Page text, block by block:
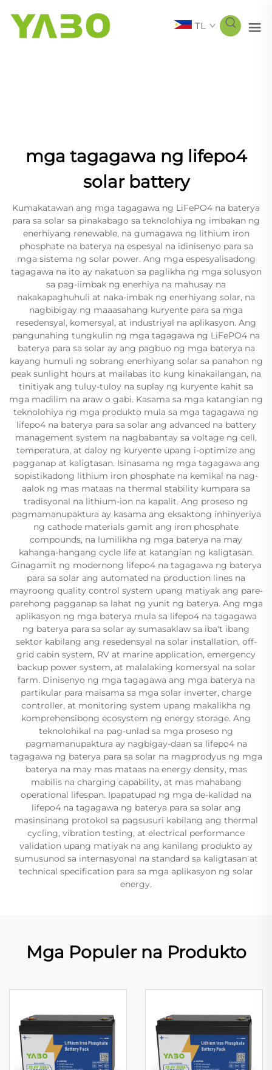
TL
mga tagagawa ng lifepo4
solar battery
Kumakatawan ang mga tagagawa ng LiFePO4 na baterya
para sa solar sa pinakabago sa teknolohiya ng imbakan ng
enerhiyang renewable, na gumagawa ng lithium iron
phosphate na baterya na espesyal na idinisenyo para sa
mga sistema ng solar power. Ang mga espesyalisadong
tagagawa na ito ay nakatuon sa paglikha ng mga solusyon
sa pag-iimbak ng enerhiya na mahusay na
nakakapaghuhuli at naka-imbak ng enerhiyang solar, na
nagbibigay ng maaasahang kuryente para sa mga
resedensyal, komersyal, at industriyal na aplikasyon. Ang
pangunahing tungkulin ng mga tagagawa ng LiFePO4 na
baterya para sa solar ay ang pagbuo ng mga baterya na
kayang humuli ng sobrang enerhiyang solar sa panahon ng
peak sunlight hours at mailabas ito kung kinakailangan, na
tinitiyak ang tuluy-tuloy na suplay ng kuryente kahit sa
mga madilim na araw o gabi. Kasama sa mga katangian ng
teknolohiya ng mga produkto mula sa mga tagagawa ng
lifepo4 na baterya para sa solar ang advanced na battery
management system na nagbabantay sa voltage ng cell,
temperatura, at daloy ng kuryente upang i-optimize ang
pagganap at kaligtasan. Isinasama ng mga tagagawa ang
sopistikadong lithium iron phosphate na kemikal na nag-
aalok ng mas mataas na thermal stability kumpara sa
tradisyonal na lithium-ion na kapalit. Ang proseso ng
pagmamanupaktura ay kasama ang eksaktong inhinyeriya
ng cathode materials gamit ang iron phosphate
compounds, na lumilikha ng mga baterya na may
kahanga-hangang cycle life at katangian ng kaligtasan.
Ginagamit ng modernong lifepo4 na tagagawa ng baterya
para sa solar ang automated na production lines na
mayroong quality control system upang matiyak ang pare-
parehong pagganap sa lahat ng yunit ng baterya. Ang mga
aplikasyon ng mga baterya mula sa lifepo4 na tagagawa
ng baterya para sa solar ay sumasaklaw sa iba't ibang
sektor kabilang ang resedensyal na solar installation, off-
grid cabin system, RV at marine application, emergency
backup power system, at malalaking komersyal na solar
farm. Dinisenyo ng mga tagagawa ang mga baterya na
partikular para maisama sa mga solar inverter, charge
controller, at monitoring system upang makalikha ng
komprehensibong ecosystem ng energy storage. Ang
teknolohikal na pag-unlad sa mga proseso ng
pagmamanupaktura ay nagbigay-daan sa lifepo4 na
tagagawa ng baterya para sa solar na magprodyus ng mga
baterya na may mas mataas na energy density, mas
mabilis na charging capability, at mas mahabang
operational lifespan. Ipapatupad ng mga de-kalidad na
lifepo4 na tagagawa ng baterya para sa solar ang
masinsinang protokol sa pagsusuri kabilang ang thermal
cycling, vibration testing, at electrical performance
validation upang matiyak na ang kanilang produkto ay
sumusunod sa internasyonal na standard sa kaligtasan at
technical specification para sa mga aplikasyon ng solar
energy.
Mga Populer na Produkto